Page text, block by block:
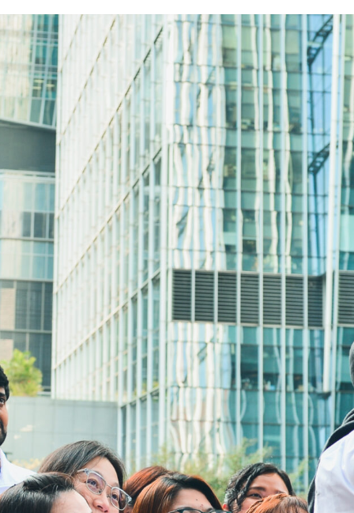
Layanan Perekaman Suara (VRS)
Layanan Alih Bahasa Di Tempat untuk
Penyedia Layanan (STS)
Layanan Subtitel (SUBS)
Alamat:
4/F, South Asia Commercial Centre,
64 Tsun Yip Street, Kwun Tong,
Kowloon, Hong Kong
Telp:
3106 3104
Faks:
3106 0454
Email:
cheer@hkcs.org
Jam Layanan Drop-in: